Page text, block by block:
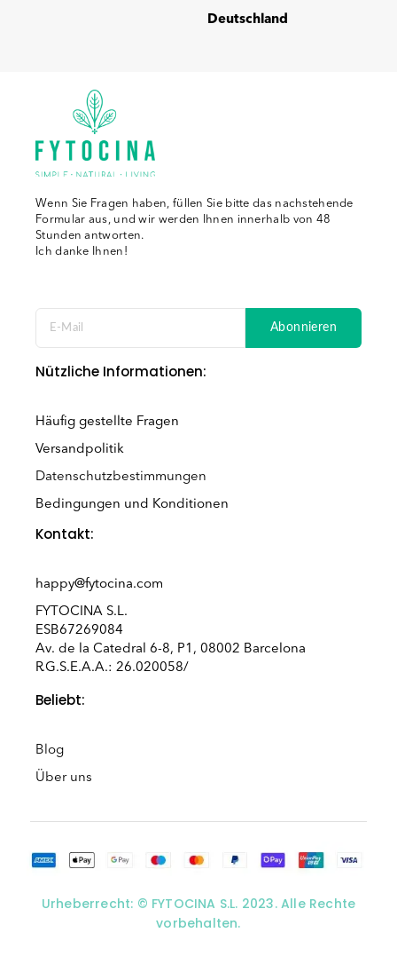
Deutschland
Wenn Sie Fragen haben, füllen Sie bitte das nachstehende
Formular aus, und wir werden Ihnen innerhalb von 48
Stunden antworten.
Ich danke Ihnen!
Abonnieren
Nützliche Informationen:
Häufig gestellte Fragen
Versandpolitik
Datenschutzbestimmungen
Bedingungen und Konditionen
Kontakt:
happy@fytocina.com
FYTOCINA S.L.
ESB67269084
Av. de la Catedral 6-8, P1, 08002 Barcelona
R.G.S.E.A.A.: 26.020058/
Beliebt:
Blog
Über uns
Urheberrecht: © FYTOCINA S.L. 2023. Alle Rechte
vorbehalten.